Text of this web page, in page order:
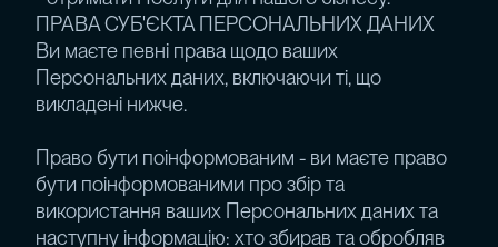
ПРАВА СУБ'ЄКТА ПЕРСОНАЛЬНИХ ДАНИХ
Ви маєте певні права щодо ваших
Персональних даних, включаючи ті, що
викладені нижче.
Право бути поінформованим - ви маєте право
бути поінформованими про збір та
використання ваших Персональних даних та
наступну інформацію: хто збирав та обробляв